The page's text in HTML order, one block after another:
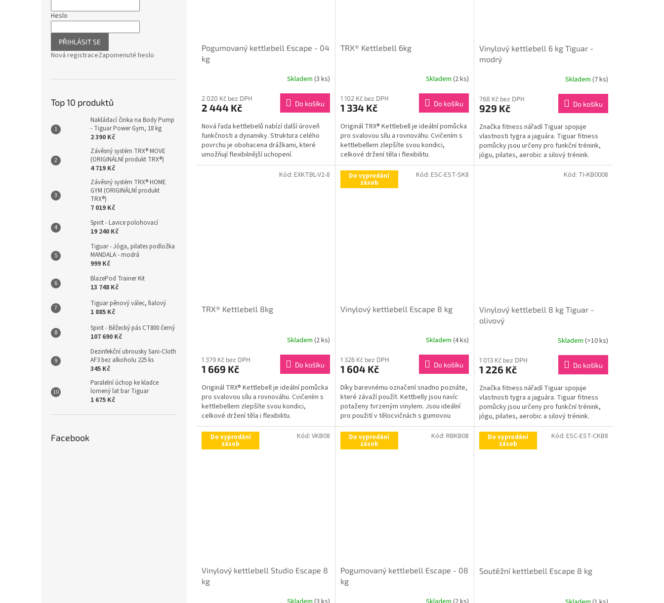
Heslo
PŘIHLÁSIT SE
Nová registraceZapomenuté heslo
Top 10 produktů
Nakládací činka na Body Pump
- Tiguar Power Gym, 18 kg
2 390 Kč
Závěsný systém TRX® MOVE
(ORIGINÁLNÍ produkt TRX®)
4 719 Kč
Závěsný systém TRX® HOME
GYM (ORIGINÁLNÍ produkt
TRX®)
7 019 Kč
Spirit - Lavice polohovací
19 240 Kč
Tiguar - Jóga, pilates podložka
MANDALA - modrá
999 Kč
BlazePod Trainer Kit
13 748 Kč
Tiguar pěnový válec, fialový
1 885 Kč
Spirit - Běžecký pás CT800 černý
107 690 Kč
Dezinfekční ubrousky Sani-Cloth
AF3 bez alkoholu 225 ks
345 Kč
Paralelní úchop ke kladce
lomený lat bar Tiguar
1 675 Kč
Facebook
Pogumovaný kettlebell Escape - 04
kg
Skladem (3 ks)
2 020 Kč bez DPH
2 444 Kč Do košíku
Nová řada kettlebelů nabízí další úroveň
funkčnosti a dynamiky. Struktura celého
povrchu je obohacena drážkami, které
umožňují flexibilnější uchopení.
Chromované madlo je...
TRX® Kettlebell 6kg
Skladem (2 ks)
1 102 Kč bez DPH
1 334 Kč Do košíku
Originál TRX® Kettlebell je ideální pomůcka
pro svalovou sílu a rovnováhu. Cvičením s
kettlebellem zlepšíte svou kondici,
celkové držení těla i flexibilitu.
Vinylový kettlebell 6 kg Tiguar -
modrý
Skladem (7 ks)
768 Kč bez DPH
929 Kč Do košíku
Značka fitness nářadí Tiguar spojuje
vlastnosti tygra a jaguára. Tiguar fitness
pomůcky jsou určeny pro funkční trénink,
jógu, pilates, aerobic a silový trénink.
TRX® Kettlebell 8kg
Skladem (2 ks)
1 379 Kč bez DPH
1 669 Kč Do košíku
Originál TRX® Kettlebell je ideální pomůcka
pro svalovou sílu a rovnováhu. Cvičením s
kettlebellem zlepšíte svou kondici,
celkové držení těla i flexibilitu.
Kód: EXKTBL-V2-8 Do vyprodání
zásob
Vinylový kettlebell Escape 8 kg
Skladem (4 ks)
1 326 Kč bez DPH
1 604 Kč Do košíku
Díky barevnému označení snadno poznáte,
které závaží použít. Kettbelly jsou navíc
potaženy tvrzeným vinylem. Jsou ideální
pro použití v tělocvičnách s gumovou
podlahou.
Kód: ESC-EST-SK8
Vinylový kettlebell 8 kg Tiguar -
olivový
Skladem (>10 ks)
1 013 Kč bez DPH
1 226 Kč Do košíku
Značka fitness nářadí Tiguar spojuje
vlastnosti tygra a jaguára. Tiguar fitness
pomůcky jsou určeny pro funkční trénink,
jógu, pilates, aerobic a silový trénink.
Kód: TI-KB0008
Do vyprodání
zásob
Vinylový kettlebell Studio Escape 8
kg
Kód: VKB08 Do vyprodání
zásob
Pogumovaný kettlebell Escape - 08
kg
Kód: RBKB08 Do vyprodání
zásob
Soutěžní kettlebell Escape 8 kg
Kód: ESC-EST-CKB8